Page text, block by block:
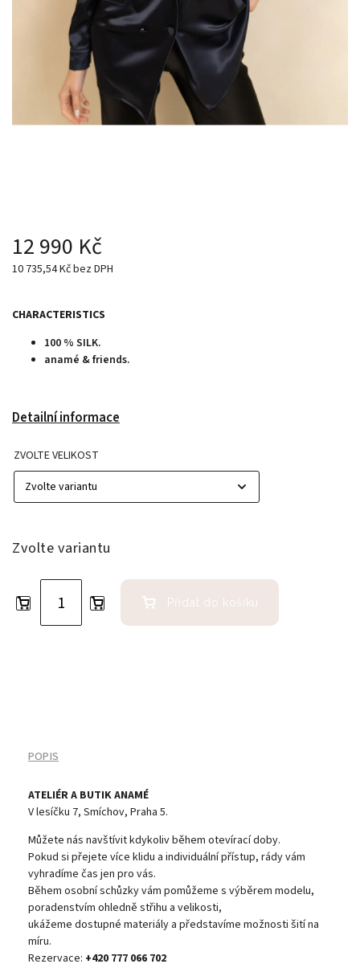
12 990 Kč
10 735,54 Kč bez DPH
CHARACTERISTICS
100 % SILK.
anamé & friends.
Detailní informace
ZVOLTE VELIKOST
Zvolte variantu
Přidat do košíku
POPIS
ATELIÉR A BUTIK ANAMÉ
V lesíčku 7, Smíchov, Praha 5.
Můžete nás navštívit kdykoliv během otevírací doby.
Pokud si přejete více klidu a individuální přístup, rády vám
vyhradíme čas jen pro vás.
Během osobní schůzky vám pomůžeme s výběrem modelu,
poradenstvím ohledně střihu a velikosti,
ukážeme dostupné materiály a představíme možnosti šití na
míru.
Rezervace: +420 777 066 702